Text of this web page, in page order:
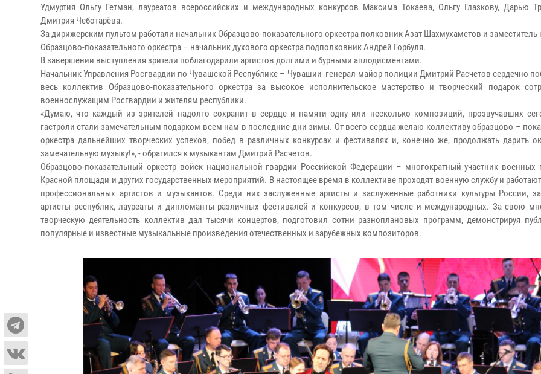
Удмуртия Ольгу Гетман, лауреатов всероссийских и международных конкурсов Максима Токаева, Ольгу Глазкову, Дарью
Дмитрия Чеботарёва.
За дирижерским пультом работали начальник Образцово-показательного оркестра полковник Азат Шахмухаметов и заместитель
Образцово-показательного оркестра – начальник духового оркестра подполковник Андрей Горбуля.
В завершении выступления зрители поблагодарили артистов долгими и бурными аплодисментами.
Начальник Управления Росгвардии по Чувашской Республике – Чувашии генерал-майор полиции Дмитрий Расчетов сердечно
весь коллектив Образцово-показательного оркестра за высокое исполнительское мастерство и творческий подарок
военнослужащим Росгвардии и жителям республики.
«Думаю, что каждый из зрителей надолго сохранит в сердце и памяти одну или несколько композиций, прозвучавших
гастроли стали замечательным подарком всем нам в последние дни зимы. От всего сердца желаю коллективу образцово –
оркестра дальнейших творческих успехов, побед в различных конкурсах и фестивалях и, конечно же, продолжать дарить
замечательную музыку!», - обратился к музыкантам Дмитрий Расчетов.
Образцово-показательный оркестр войск национальной гвардии Российской Федерации – многократный участник военных
Красной площади и других государственных мероприятий. В настоящее время в коллективе проходят военную службу и
профессиональных артистов и музыкантов. Среди них заслуженные артисты и заслуженные работники культуры России,
артисты республик, лауреаты и дипломанты различных фестивалей и конкурсов, в том числе и международных. За свою
творческую деятельность коллектив дал тысячи концертов, подготовил сотни разноплановых программ, демонстрируя
популярные и известные музыкальные произведения отечественных и зарубежных композиторов.